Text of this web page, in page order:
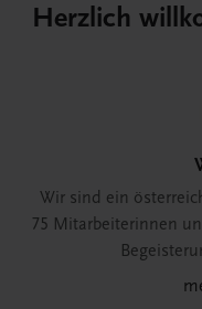
Herzlich
Wir sind ein
75 Mitarbeiterinnen